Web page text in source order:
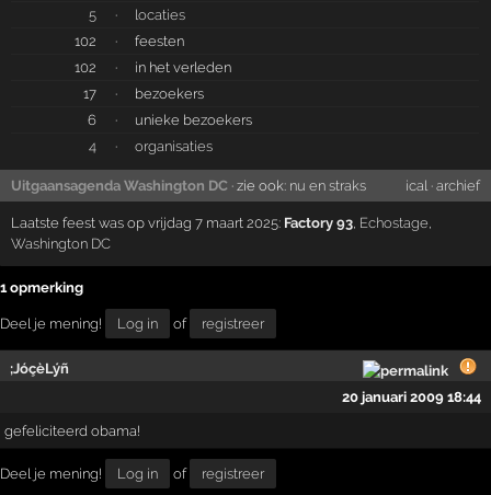
5
·
locaties
102
·
feesten
102
·
in het verleden
17
·
bezoekers
6
·
unieke bezoekers
4
· organisaties
Uitgaansagenda Washington DC · zie ook: nu en straks ical· archief
Laatste feest was op vrijdag 7 maart 2025: Factory 93, Echostage,
Washington DC
1 opmerking
Deel je mening! Log in of registreer
;JóçèLýñ
20 januari 2009 18:44
gefeliciteerd obama!
Deel je mening! Log in of registreer